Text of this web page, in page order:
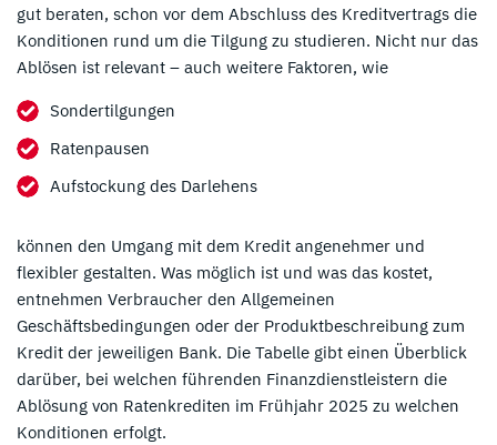
gut beraten, schon vor dem Abschluss des Kreditvertrags die
Konditionen rund um die Tilgung zu studieren. Nicht nur das
Ablösen ist relevant – auch weitere Faktoren, wie
Sondertilgungen
Ratenpausen
Aufstockung des Darlehens
können den Umgang mit dem Kredit angenehmer und
flexibler gestalten. Was möglich ist und was das kostet,
entnehmen Verbraucher den Allgemeinen
Geschäftsbedingungen oder der Produktbeschreibung zum
Kredit der jeweiligen Bank. Die Tabelle gibt einen Überblick
darüber, bei welchen führenden Finanzdienstleistern die
Ablösung von Ratenkrediten im Frühjahr 2025 zu welchen
Konditionen erfolgt.